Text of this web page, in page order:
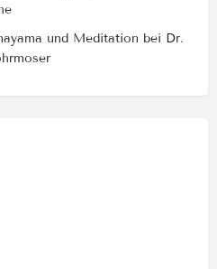
und Meditation bei Dr.